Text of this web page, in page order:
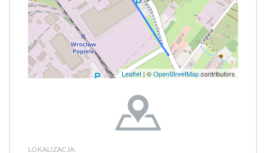
Leaflet | ©OpenStreetMapcontributors
LOKALIZACJA: